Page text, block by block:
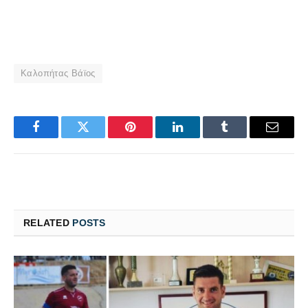
Καλοπήτας Βάϊος
FacebookTwitter Pinterest LinkedInTumblr Email
RELATED POSTS